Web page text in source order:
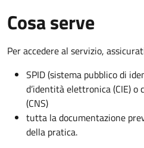
Cosa serve
Per accedere al servizio,
SPID (sistema pubblico di
d’identità elettronica (CIE)
(CNS)
tutta la documentazione
della pratica.